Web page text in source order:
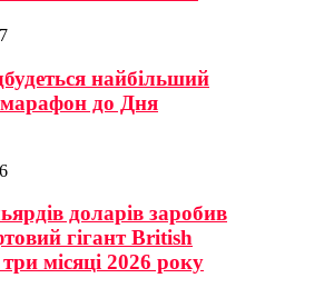
найбільший
до Дня
доларів заробив
гігант British
місяці 2026 року